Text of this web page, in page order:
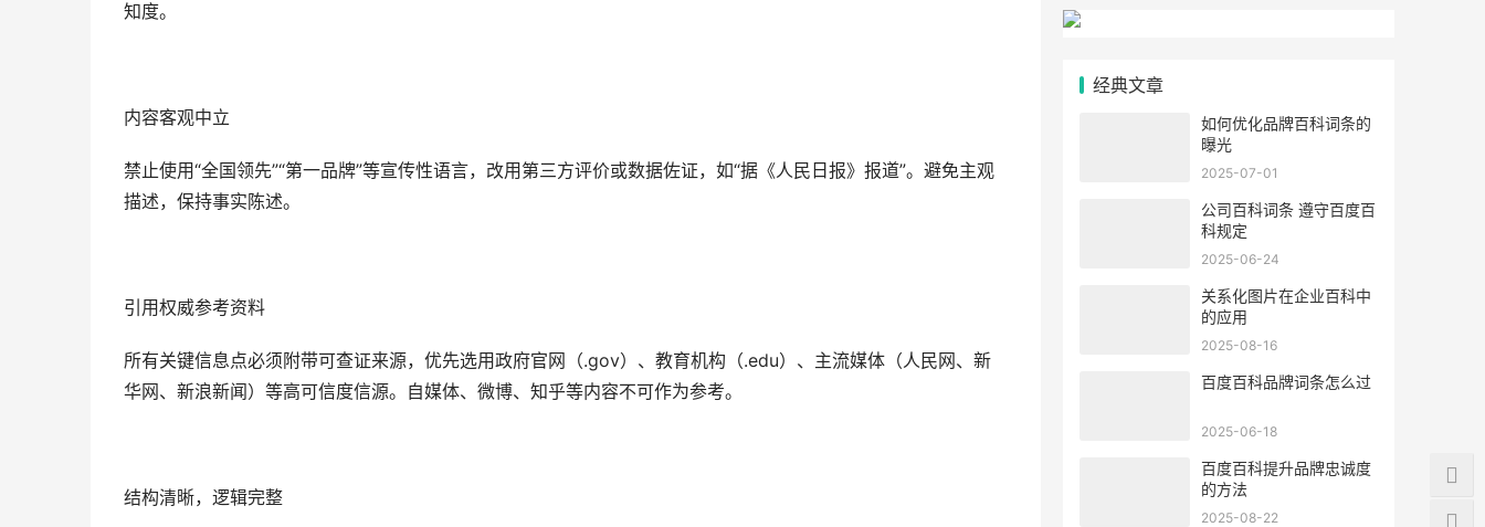
知度。
内容客观中立‌
禁止使用“全国领先”“第一品牌”等宣传性语言，改用第三方评价或数据佐证，如“据《人民日报》报道”。避免主观
描述，保持事实陈述。
引用权威参考资料‌
所有关键信息点必须附带‌可查证来源‌，优先选用政府官网（.gov）、教育机构（.edu）、主流媒体（人民网、新
华网、新浪新闻）等高可信度信源。自媒体、微博、知乎等内容不可作为参考。
结构清晰，逻辑完整‌
经典文章
如何优化品牌百科词条的
曝光
2025-07-01
公司百科词条 遵守百度百
科规定
2025-06-24
关系化图片在企业百科中
的应用
2025-08-16
百度百科品牌词条怎么过
2025-06-18
百度百科提升品牌忠诚度
的方法
2025-08-22